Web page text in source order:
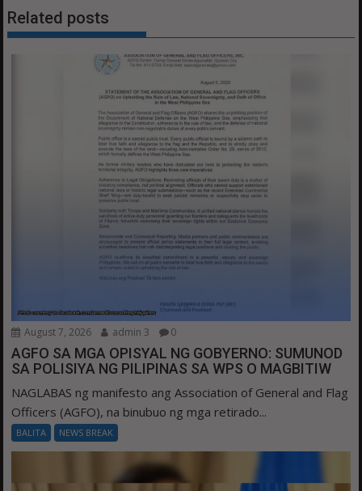
Related posts
August 7, 2026 admin 3 0
AGFO SA MGA OPISYAL NG GOBYERNO: SUMUNOD
SA POLISIYA NG PILIPINAS SA WPS O MAGBITIW
NAGLABAS ng manifesto ang Association of General and Flag
Officers (AGFO), na binubuo ng mga retirado...
BALITA NEWS BREAK